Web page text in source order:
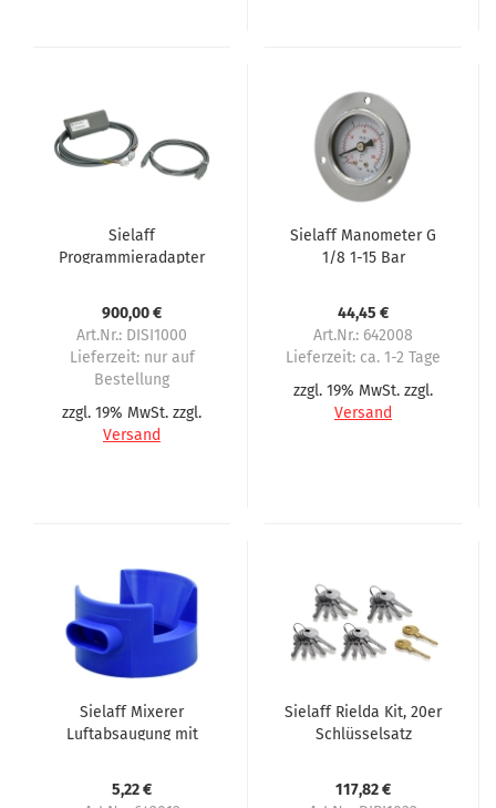
Sielaff
Programmieradapter
Vollversion
900,00 €
Art.Nr.: DISI1000
Lieferzeit: nur auf
Bestellung
zzgl. 19% MwSt. zzgl.
Versand
Sielaff Manometer G
1/8 1-15 Bar
44,45 €
Art.Nr.: 642008
Lieferzeit: ca. 1-2 Tage
zzgl. 19% MwSt. zzgl.
Versand
Sielaff Mixerer
Luftabsaugung mit
5,22 €
Sielaff Rielda Kit, 20er
Schlüsselsatz
117,82 €